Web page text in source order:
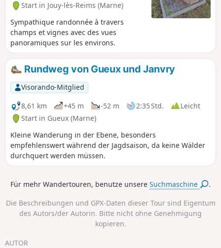
Start in Jouy-lès-Reims (Marne)
Sympathique randonnée à travers
champs et vignes avec des vues
panoramiques sur les environs.
Rundweg von Gueux und Janvry
Visorando-Mitglied
8,61 km
+45 m -52 m 2:35 Std.
Leicht
Start in Gueux (Marne)
Kleine Wanderung in der Ebene, besonders
empfehlenswert während der Jagdsaison, da keine Wälder
durchquert werden müssen.
Für mehr Wandertouren, benutze unsereSuchmaschine .
Die Beschreibungen und GPX-Daten dieser Tour sind Eigentum
des Autors/der Autorin. Bitte nicht ohne Genehmigung
kopieren.
AUTOR